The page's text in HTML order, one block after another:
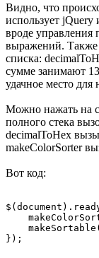
Видно, что
использует
вроде управления
выражений. Также
списка:
сумме занимают
удачное место для
Можно нажать на
полного стека
decimalToHex
makeColorSorter
Вот код: